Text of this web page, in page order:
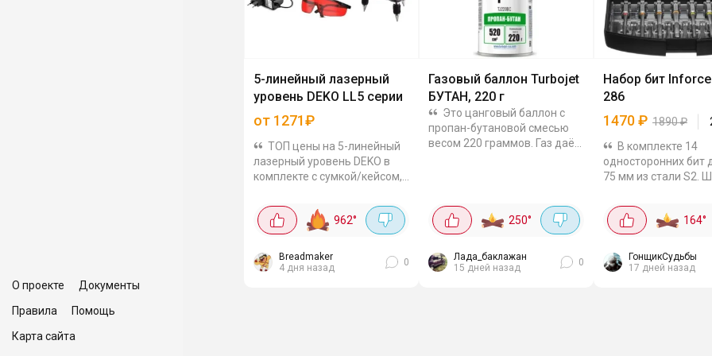
О проекте
Документы
Правила
Помощь
Карта сайта
5-линейный лазерный
уровень DEKO LL5 серии
от 1271₽
ТОП цены на 5-линейный
лазерный уровень DEKO в
комплекте с сумкой/кейсом,
устройством и плечевым
ремнём. Он имеет 5 линий,
самонивелирование,
размеры...
962°
Breadmaker
4 дня назад
0
Газовый баллон Turbojet
БУТАН, 220 г
Это цанговый баллон с
пропан-бутановой смесью
весом 220 граммов. Газ даёт
туристическими горелками,...
250°
Лада_баклажан
15 дней назад
0
Набор бит
286
1470₽ 1890₽
В комплекте 14
односторонних бит
75 мм из стали S2.
с цветной
быстрого поиска,
1/4".
164°
ГонщикСудьбы
17 дней назад